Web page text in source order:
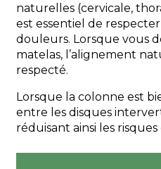
naturelles (cervicale,
est essentiel de
douleurs. Lorsque vous
matelas, l’alignement
respecté.
Lorsque la colonne est
entre les disques
réduisant ainsi les